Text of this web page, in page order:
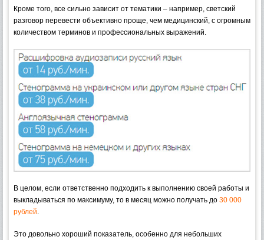
Кроме того, все сильно зависит от тематики – например, светский
разговор перевести объективно проще, чем медицинский, с огромным
количеством терминов и профессиональных выражений.
В целом, если ответственно подходить к выполнению своей работы и
выкладываться по максимуму, то в месяц можно получать до 30 000
рублей.
Это довольно хороший показатель, особенно для небольших